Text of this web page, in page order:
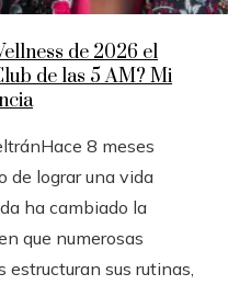
de 2026 el
de las 5 AM? Mi
Hace 8 meses
de lograr una vida
ha cambiado la
que numerosas
estructuran sus rutinas,